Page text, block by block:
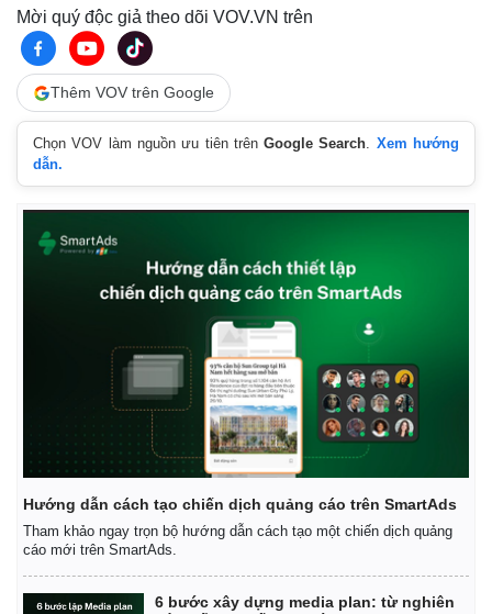
Mời quý độc giả theo dõi VOV.VN trên
Thêm VOV trên Google
Chọn VOV làm nguồn ưu tiên trênGoogle Search. Xem hướng
dẫn.
Hướng dẫn cách tạo chiến dịch quảng cáo trên SmartAds
Tham khảo ngay trọn bộ hướng dẫn cách tạo một chiến dịch quảng
cáo mới trên SmartAds.
6 bước xây dựng media plan: từ nghiên